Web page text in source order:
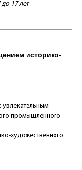
17 лет
историко-
увлекательным
промышленного
художественного